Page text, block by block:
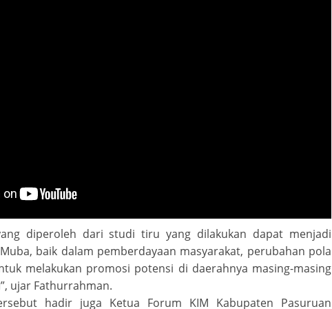
diperoleh dari studi tiru yang dilakukan dapat menjadi
baik dalam pemberdayaan masyarakat, perubahan pola
melakukan promosi potensi di daerahnya masing-masing
ujar Fathurrahman.
hadir juga Ketua Forum KIM Kabupaten Pasuruan